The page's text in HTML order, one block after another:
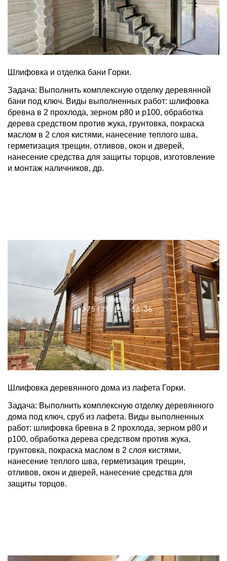
Шлифовка и отделка бани Горки.
Задача: Выполнить комплексную отделку деревянной
бани под ключ. Виды выполненных работ: шлифовка
бревна в 2 прохлода, зерном р80 и р100, обработка
дерева средством против жука, грунтовка, покраска
маслом в 2 слоя кистями, нанесение теплого шва,
герметизация трещин, отливов, окон и дверей,
нанесение средства для защиты торцов, изготовление
и монтаж наличников, др.
Шлифовка деревянного дома из лафета Горки.
Задача: Выполнить комплексную отделку деревянного
дома под ключ, сруб из лафета. Виды выполненных
работ: шлифовка бревна в 2 прохлода, зерном р80 и
р100, обработка дерева средством против жука,
грунтовка, покраска маслом в 2 слоя кистями,
нанесение теплого шва, герметизация трещин,
отливов, окон и дверей, нанесение средства для
защиты торцов.